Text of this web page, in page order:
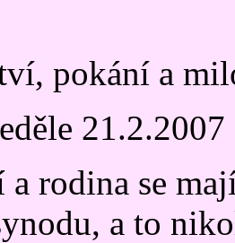
pokání a
21.2.2007
rodina se
a to